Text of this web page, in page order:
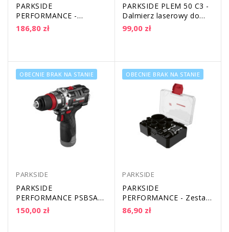
PARKSIDE
PERFORMANCE -
Ładowarka
akumulatorowa Smart 20
186,80 zł
PARKSIDE PLEM 50 C3 -
Dalmierz laserowy do
50m
99,00 zł
OBECNIE BRAK NA STANIE
PARKSIDE
PARKSIDE
PERFORMANCE PSBSAP
12 A1 - Wiertarko-
wkrętarka udarowa -...
150,00 zł
OBECNIE BRAK NA STANIE
PARKSIDE
PARKSIDE
PERFORMANCE - Zestaw
otwornic - 10 sztuk |
PLSP 1 A1
86,90 zł